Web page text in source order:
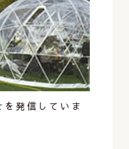
発信していま